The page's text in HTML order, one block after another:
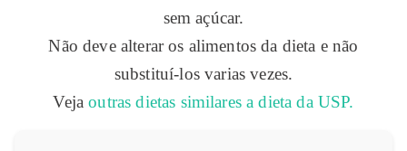
sem açúcar.
Não deve alterar os alimentos da dieta e não
substituí-los varias vezes.
Vejaoutras dietas similares a dieta da USP.